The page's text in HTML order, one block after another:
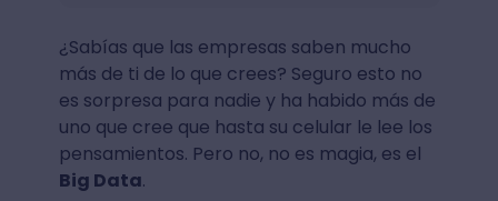
¿Sabías que las empresas saben mucho
más de ti de lo que crees? Seguro esto no
es sorpresa para nadie y ha habido más de
uno que cree que hasta su celular le lee los
pensamientos. Pero no, no es magia, es el
Big Data.